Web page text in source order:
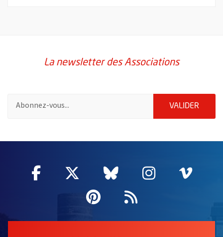
La newsletter des Associations
VALIDER
Facebook
, Ouvre une nouvelle fenêtre
Twitter
, Ouvre une nouvelle
Bluesky
, Ouvre une
Instagram
, Ouvre
,
Pinterest
, Ouvre une
Flux RSS